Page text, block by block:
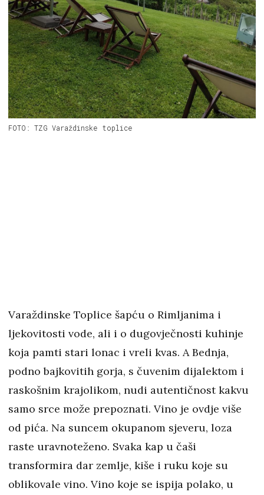
FOTO: TZG Varaždinske toplice
Varaždinske Toplice šapću o Rimljanima i
ljekovitosti vode, ali i o dugovječnosti kuhinje
koja pamti stari lonac i vreli kvas. A Bednja,
podno bajkovitih gorja, s čuvenim dijalektom i
raskošnim krajolikom, nudi autentičnost kakvu
samo srce može prepoznati. Vino je ovdje više
od pića. Na suncem okupanom sjeveru, loza
raste uravnoteženo. Svaka kap u čaši
transformira dar zemlje, kiše i ruku koje su
oblikovale vino. Vino koje se ispija polako, u